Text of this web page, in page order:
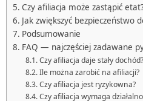
Czy afiliacja może zastąpić
Jak zwiększyć bezpieczeństwo
Podsumowanie
FAQ — najczęściej zadawane
Czy afiliacja daje stały dochód?
Ile można zarobić na afiliacji?
Czy afiliacja jest ryzykowna?
Czy afiliacja wymaga